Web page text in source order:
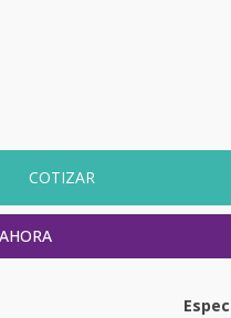
COTIZAR